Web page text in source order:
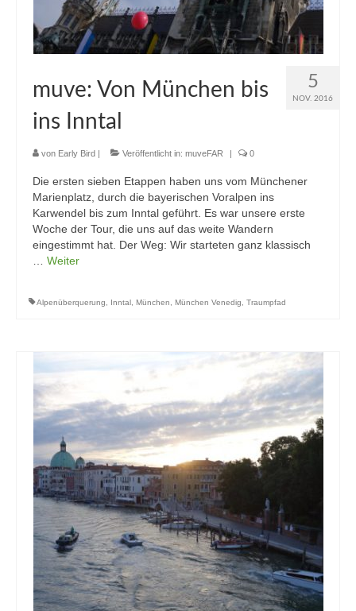
5
NOV. 2016
muve: Von München bis
ins Inntal
von Early Bird Veröffentlicht in: muveFAR 0
Die ersten sieben Etappen haben uns vom Münchener
Marienplatz, durch die bayerischen Voralpen ins
Karwendel bis zum Inntal geführt. Es war unsere erste
Woche der Tour, die uns auf das weite Wandern
eingestimmt hat. Der Weg: Wir starteten ganz klassisch
… Weiter
Alpenüberquerung, Inntal, München, München Venedig, Traumpfad